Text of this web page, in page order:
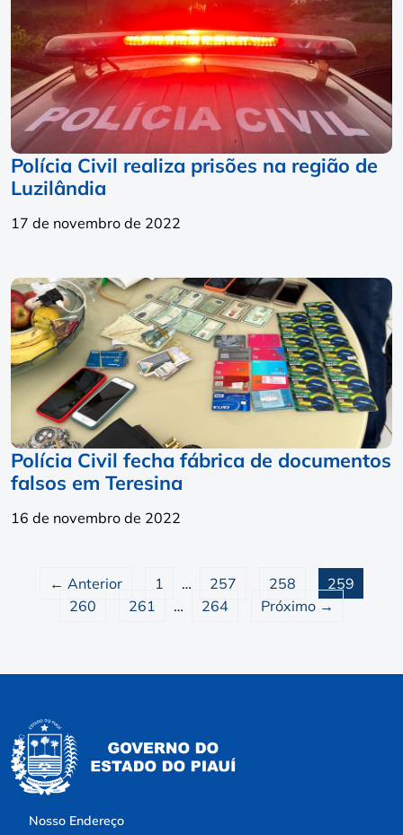
Polícia Civil realiza prisões na região de
Luzilândia
17 de novembro de 2022
Polícia Civil fecha fábrica de documentos
falsos em Teresina
16 de novembro de 2022
← Anterior 1 … 257 258
259
260
261 … 264 Próximo →
Nosso Endereço